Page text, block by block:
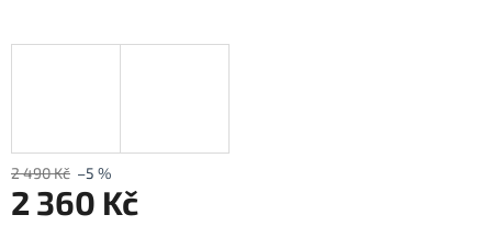
2 490 Kč –5 %
2 360 Kč